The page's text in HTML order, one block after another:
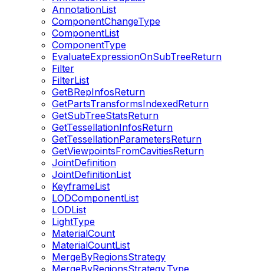
AnnotationList
ComponentChangeType
ComponentList
ComponentType
EvaluateExpressionOnSubTreeReturn
Filter
FilterList
GetBRepInfosReturn
GetPartsTransformsIndexedReturn
GetSubTreeStatsReturn
GetTessellationInfosReturn
GetTessellationParametersReturn
GetViewpointsFromCavitiesReturn
JointDefinition
JointDefinitionList
KeyframeList
LODComponentList
LODList
LightType
MaterialCount
MaterialCountList
MergeByRegionsStrategy
MergeByRegionsStrategy.Type